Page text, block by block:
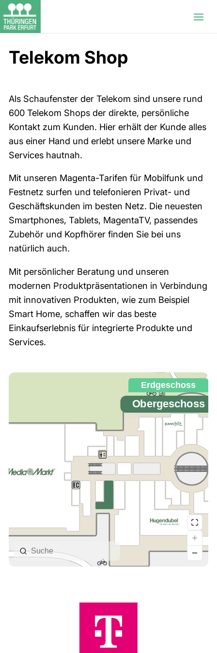
Telekom Shop
Als Schaufenster der Telekom sind unsere rund
600 Telekom Shops der direkte, persönliche
Kontakt zum Kunden. Hier erhält der Kunde alles
aus einer Hand und erlebt unsere Marke und
Services hautnah.
Mit unseren Magenta-Tarifen für Mobilfunk und
Festnetz surfen und telefonieren Privat- und
Geschäftskunden im besten Netz. Die neuesten
Smartphones, Tablets, MagentaTV, passendes
Zubehör und Kopfhörer finden Sie bei uns
natürlich auch.
Mit persönlicher Beratung und unseren
modernen Produktpräsentationen in Verbindung
mit innovativen Produkten, wie zum Beispiel
Smart Home, schaffen wir das beste
Einkaufserlebnis für integrierte Produkte und
Services.